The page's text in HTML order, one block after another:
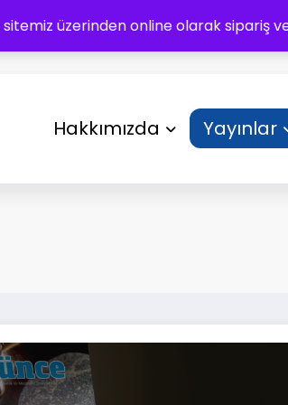
üzerinden online olarak sipariş
Hakkımızda Yayınlar